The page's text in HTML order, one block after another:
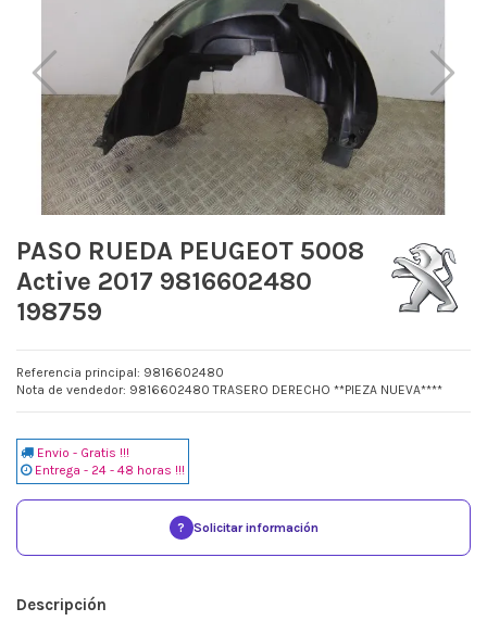
PASO RUEDA PEUGEOT 5008
Active 2017 9816602480
198759
Referencia principal: 9816602480
Nota de vendedor: 9816602480 TRASERO DERECHO **PIEZA NUEVA****
Envio - Gratis !!!
Entrega - 24 - 48 horas !!!
? Solicitar información
Descripción